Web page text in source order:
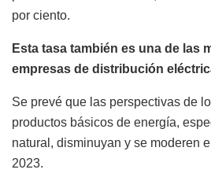
por ciento.
Esta tasa también es una de las
empresas de distribución
Se prevé que las perspectivas de
productos básicos de energía,
natural, disminuyan y se moderen
2023.